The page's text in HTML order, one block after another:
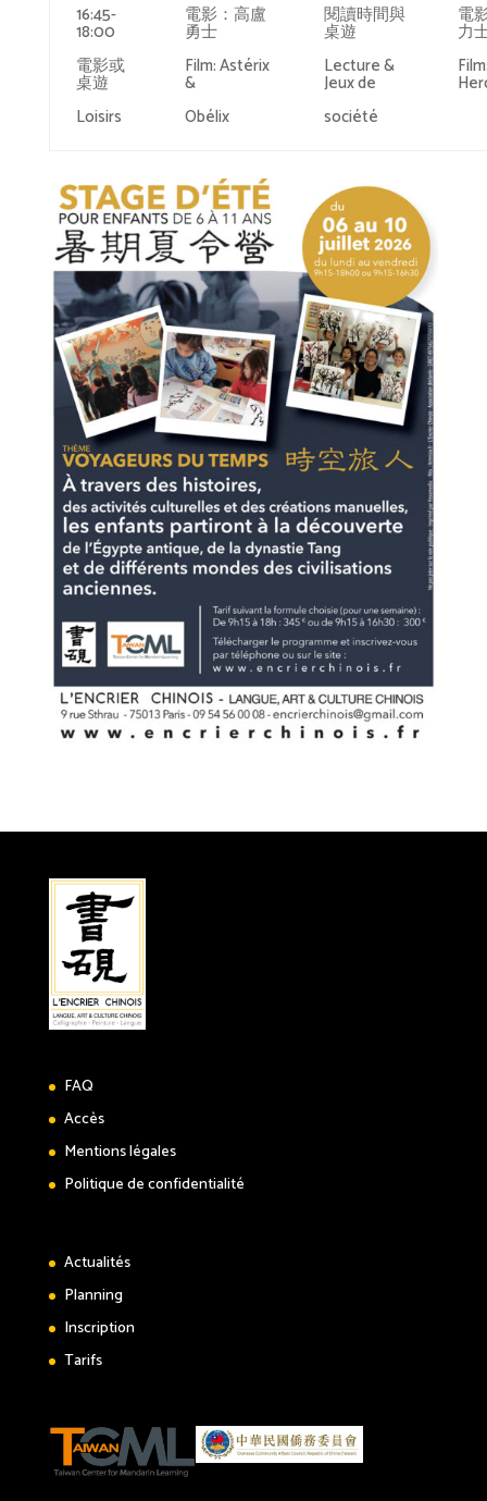
16:45-
18:00
電影或
桌遊
Loisirs
電影：高盧
勇士
Film: Astérix
&
Obélix
閱讀時間與
桌遊
Lecture &
Jeux de
société
電
力
FAQ
Accès
Mentions légales
Politique de confidentialité
Actualités
Planning
Inscription
Tarifs